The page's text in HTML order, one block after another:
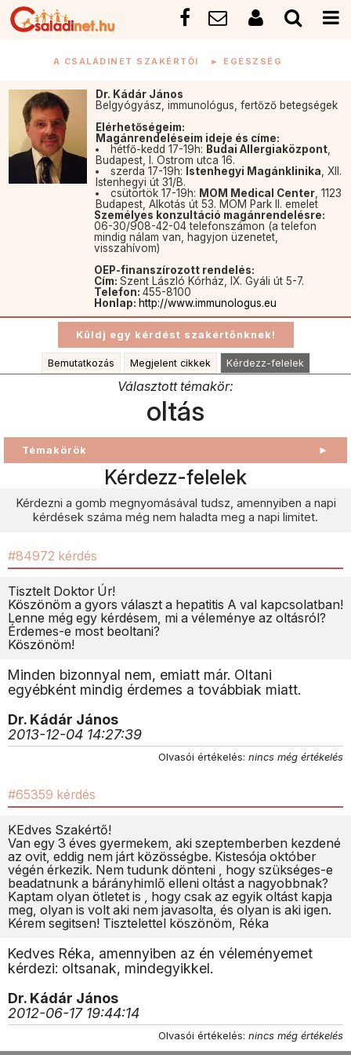
A CSALÁDINET SZAKÉRTŐI ► EGÉSZSÉG
Dr. Kádár János
Belgyógyász, immunológus, fertőző betegségek
Elérhetőségeim:
Magánrendeléseim ideje és címe:
hétfő-kedd 17-19h: Budai Allergiaközpont,
Budapest, I. Ostrom utca 16.
szerda 17-19h:
Istenhegyi Magánklinika , XII.
Istenhegyi út 31/B.
csütörtök 17-19h: MOM Medical Center, 1123
Budapest, Alkotás út 53. MOM Park II. emelet
Személyes konzultáció magánrendelésre:
06-30/908-42-04 telefonszámon (a telefon
mindig nálam van, hagyjon üzenetet,
visszahívom)
OEP-finanszírozott rendelés:
Cím: Szent László Kórház, IX. Gyáli út 5-7.
Telefon: 455-8100
Honlap: http://www.immunologus.eu
Bemutatkozás Megjelent cikkek Kérdezz-felelek
Választott témakör:
oltás
Témakörök ►
Kérdezz-felelek
Kérdezni a gomb megnyomásával tudsz, amennyiben a napi
kérdések száma még nem haladta meg a napi limitet.
#84972 kérdés
Tisztelt Doktor Úr!
Köszönöm a gyors választ a hepatitis A val kapcsolatban!
Lenne még egy kérdésem, mi a véleménye az oltásról?
Érdemes-e most beoltani?
Köszönöm!
Minden bizonnyal nem, emiatt már. Oltani
egyébként mindig érdemes a továbbiak miatt.
Dr. Kádár János
2013-12-04 14:27:39
Olvasói értékelés: nincs még értékelés
#65359 kérdés
KEdves Szakértő!
Van egy 3 éves gyermekem, aki szeptemberben kezdené
az ovit, eddig nem járt közösségbe. Kistesója október
végén érkezik. Nem tudunk dönteni , hogy szükséges-e
beadatnunk a bárányhimlő elleni oltást a nagyobbnak?
Kaptam olyan ötletet is , hogy csak az egyik oltást kapja
meg, olyan is volt aki nem javasolta, és olyan is aki igen.
Kérem segitsen! Tisztelettel köszönöm, Réka
Kedves Réka, amennyiben az én véleményemet
kérdezi: oltsanak, mindegyikkel.
Dr. Kádár János
2012-06-17 19:44:14
Olvasói értékelés: nincs még értékelés